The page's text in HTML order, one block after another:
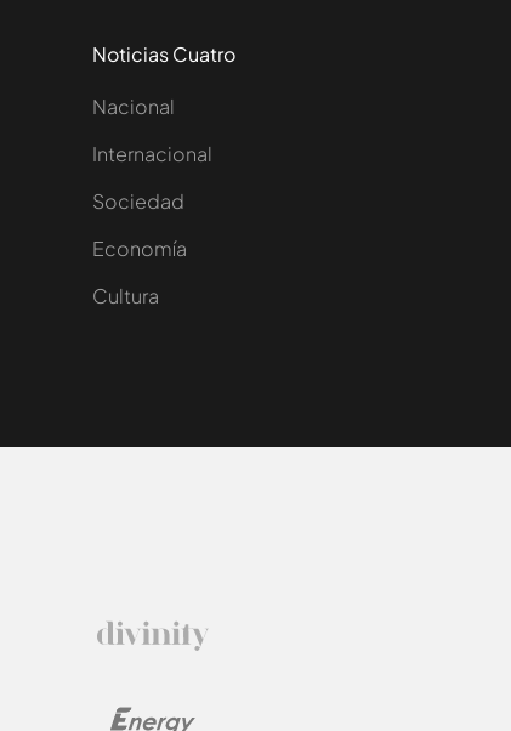
Noticias Cuatro
Nacional
Internacional
Sociedad
Economía
Cultura